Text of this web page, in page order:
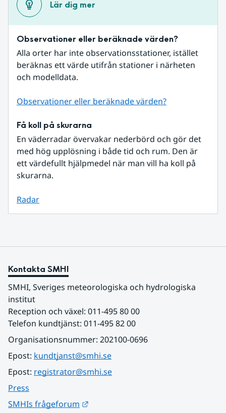
Lär dig mer
Observationer eller beräknade värden?
Alla orter har inte observationsstationer, istället
beräknas ett värde utifrån stationer i närheten
och modelldata.
Observationer eller beräknade värden?
Få koll på skurarna
En väderradar övervakar nederbörd och gör det
med hög upplösning i både tid och rum. Den är
ett värdefullt hjälpmedel när man vill ha koll på
skurarna.
Radar
Kontakta SMHI
SMHI, Sveriges meteorologiska och hydrologiska
institut
Reception och växel: 011-495 80 00
Telefon kundtjänst: 011-495 82 00
Organisationsnummer: 202100-0696
Epost: kundtjanst@smhi.se
Epost: registrator@smhi.se
Press
SMHIs frågeforum